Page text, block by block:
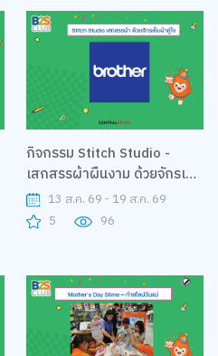
กิจกรรม Stitch Studio -
เสกสรรผ้าผืนงาม ด้วยจักรเย็บ
ผ้าคู่ใจ13 ส.ค. 69 - 19 ส.ค. 69
5
96